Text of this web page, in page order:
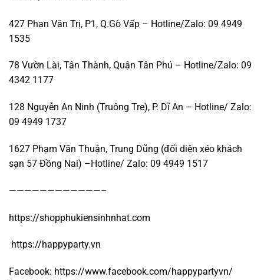
427 Phan Văn Trị, P1, Q.Gò Vấp – Hotline/Zalo: 09 4949
1535
78 Vườn Lài, Tân Thành, Quận Tân Phú – Hotline/Zalo: 09
4342 1177
128 Nguyễn An Ninh (Truông Tre), P. Dĩ An – Hotline/ Zalo:
09 4949 1737
1627 Phạm Văn Thuận, Trung Dũng (đối diện xéo khách
sạn 57 Đồng Nai) –Hotline/ Zalo: 09 4949 1517
————————————–
https://shopphukiensinhnhat.com
https://happyparty.vn
Facebook: https://www.facebook.com/happypartyvn/